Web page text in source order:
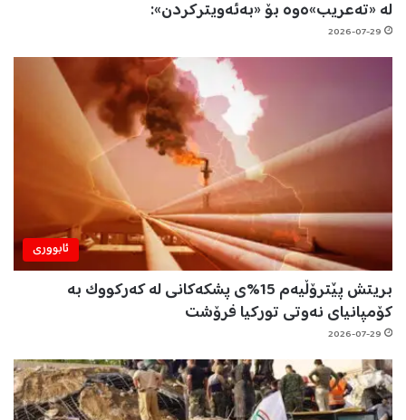
لە «تەعریب»ەوە بۆ «بەئەویترکردن»:
2026-07-29
ئابووری
بریتش پێترۆڵیەم 15%ی پشکەکانی لە کەرکووک بە
کۆمپانیای نەوتی تورکیا فرۆشت
2026-07-29